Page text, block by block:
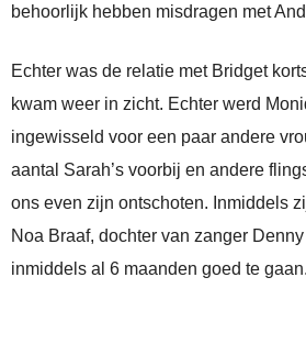
behoorlijk hebben misdragen met
Echter was de relatie met Bridget
kwam weer in zicht. Echter werd
ingewisseld voor een paar andere
aantal Sarah’s voorbij en andere
ons even zijn ontschoten. Inmiddels
Noa Braaf, dochter van zanger
inmiddels al 6 maanden goed te gaan.